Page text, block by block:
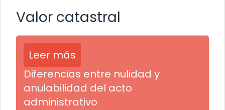
Valor catastral
Leer más
Diferencias entre nulidad y
anulabilidad del acto
administrativo